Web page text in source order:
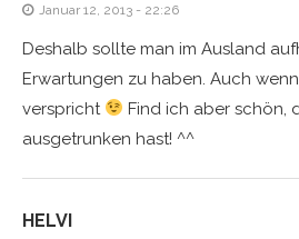
Januar 12, 2013 - 22:26
Deshalb sollte man im Ausland
Erwartungen zu haben. Auch
verspricht
Find ich aber schön,
ausgetrunken hast! ^^
HELVI